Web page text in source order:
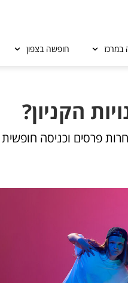
במרכז חופשה בצפון
הקניון?
פרסים וכניסה חופשית